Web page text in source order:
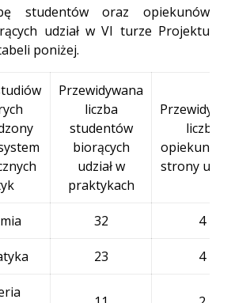
studentów oraz opiekunów
udział w VI turze Projektu
poniżej.
Przewidywana
liczba
studentów
biorących
udział w
praktykach
liczba
opiekunów
strony
32 4
23 4